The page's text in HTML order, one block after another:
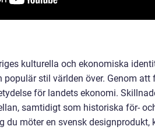
kulturella och ekonomiska
stil världen över. Genom
för landets ekonomi.
samtidigt som historiska för-
du möter en svensk